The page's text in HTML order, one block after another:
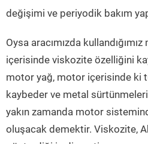
değişimi ve periyodik bakım
Oysa aracımızda kullandığımız
içerisinde viskozite özelliğini
motor yağ, motor içerisinde ki
kaybeder ve metal
yakın zamanda motor
oluşacak demektir. Viskozite,